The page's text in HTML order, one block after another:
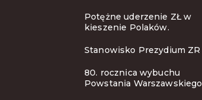
Potężne uderzenie ZŁ w
kieszenie Polaków.
Stanowisko Prezydium ZR
80. rocznica wybuchu
Powstania Warszawskiego